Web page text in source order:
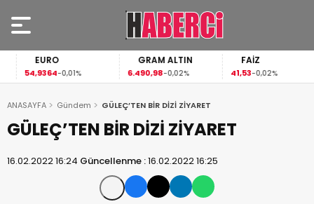
EURO
54,9364-0,01%
GRAM ALTIN
6.490,98-0,02%
FAİZ
41,53-0,02%
ANASAYFA Gündem GÜLEÇ’TEN BİR DİZİ ZİYARET
GÜLEÇ’TEN BİR DİZİ ZİYARET
16.02.2022 16:24 Güncellenme :16.02.2022 16:25